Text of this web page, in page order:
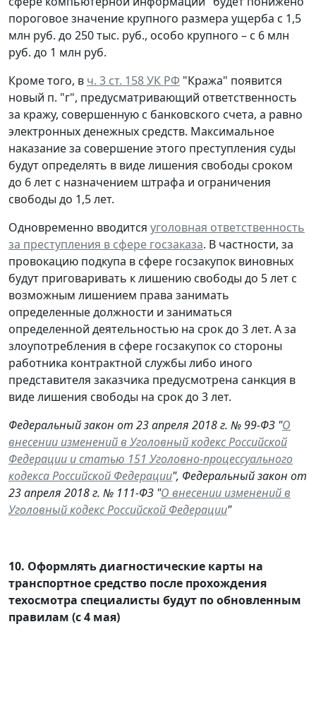
пороговое значение крупного размера ущерба с 1,5
млн руб. до 250 тыс. руб., особо крупного – с 6 млн
руб. до 1 млн руб.
Кроме того, в ч. 3 ст. 158 УК РФ "Кража" появится
новый п. "г", предусматривающий ответственность
за кражу, совершенную с банковского счета, а равно
электронных денежных средств. Максимальное
наказание за совершение этого преступления суды
будут определять в виде лишения свободы сроком
до 6 лет с назначением штрафа и ограничения
свободы до 1,5 лет.
Одновременно вводится уголовная ответственность
за преступления в сфере госзаказа. В частности, за
провокацию подкупа в сфере госзакупок виновных
будут приговаривать к лишению свободы до 5 лет с
возможным лишением права занимать
определенные должности и заниматься
определенной деятельностью на срок до 3 лет. А за
злоупотребления в сфере госзакупок со стороны
работника контрактной службы либо иного
представителя заказчика предусмотрена санкция в
виде лишения свободы на срок до 3 лет.
Федеральный закон от 23 апреля 2018 г. № 99-ФЗ "О
внесении изменений в Уголовный кодекс Российской
Федерации и статью 151 Уголовно-процессуального
кодекса Российской Федерации", Федеральный закон от
23 апреля 2018 г. № 111-ФЗ "О внесении изменений в
Уголовный кодекс Российской Федерации"
10. Оформлять диагностические карты на
транспортное средство после прохождения
техосмотра специалисты будут по обновленным
правилам (с 4 мая)